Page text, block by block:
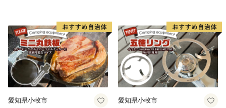
愛知県小牧市 愛知県小牧市